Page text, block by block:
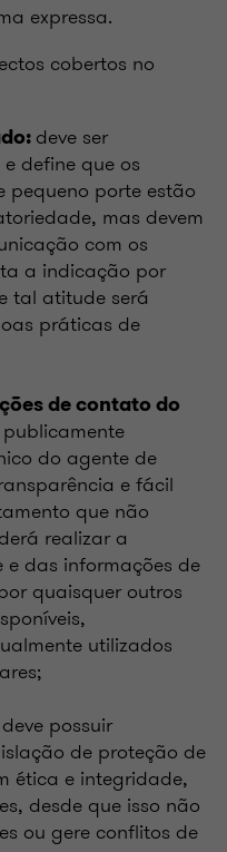
expressa.
cobertos no
deve ser
define que os
pequeno porte estão
mas devem
com os
a indicação por
tal atitude será
práticas de
de contato do
publicamente
do agente de
e fácil
que não
realizar a
das informações de
quaisquer outros
utilizados
possuir
de proteção de
ética e integridade,
desde que isso não
ou gere conflitos de